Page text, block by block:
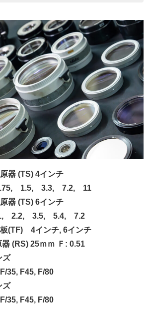
器 (TS) 4インチ
1.5, 3.3, 7.2, 11
器 (TS) 6インチ
2.2, 3.5, 5.4, 7.2
板(TF) 4インチ, 6インチ
器 (RS) 25ｍｍ Ｆ: 0.51
ズ
35, F45, F/80
ズ
35, F45, F/80